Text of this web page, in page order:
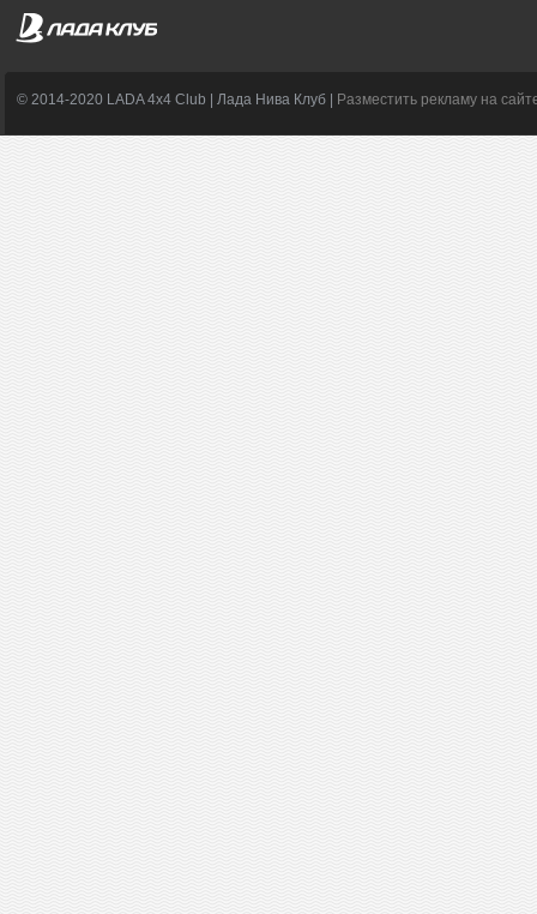
© 2014-2020 LADA 4x4 Club | Лада Нива Клуб | Разместить рекламу на